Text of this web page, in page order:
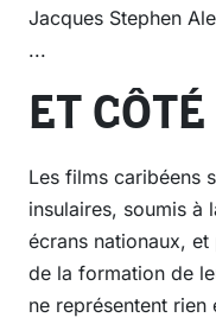
Jacques Stephen
...
ET
Les films caribéens
insulaires, soumis à
écrans nationaux,
de la formation de
ne représentent